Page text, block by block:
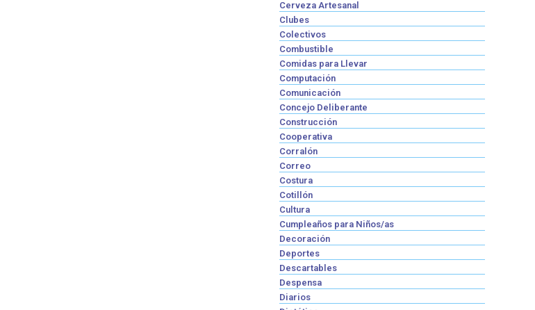
Cerveza Artesanal
Clubes
Colectivos
Combustible
Comidas para Llevar
Computación
Comunicación
Concejo Deliberante
Construcción
Cooperativa
Corralón
Correo
Costura
Cotillón
Cultura
Cumpleaños para Niños/as
Decoración
Deportes
Descartables
Despensa
Diarios